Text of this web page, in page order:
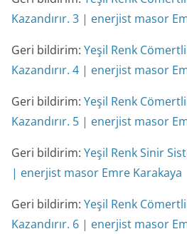
Kazandırır. 3 | enerjist masor
Geri bildirim: Yeşil Renk
Kazandırır. 4 | enerjist masor
Geri bildirim: Yeşil Renk
Kazandırır. 5 | enerjist masor
Geri bildirim: Yeşil Renk Sinir
| enerjist masor Emre Karakaya
Geri bildirim: Yeşil Renk
Kazandırır. 6 | enerjist masor